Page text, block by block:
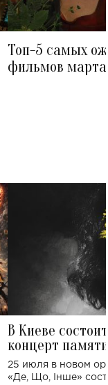
Топ-5 самых
фильмов
В Киеве
концерт
Клименко:
исполнят песни
25 июля в новом
«Де, Що, Інше»